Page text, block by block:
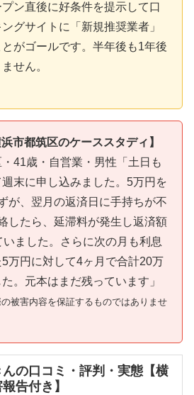
ン直後に好条件を提示して口
グサイトに「新規推奨業者」
がゴールです。半年後も1年後
せん。
市都筑区のケーススタディ】
41歳・自営業・男性「土日も
末に申し込みました。5万円を
が、翌月の返済日に手持ちが不
したら、延滞料が発生し返済額
ました。さらに次の月も利息
万円に対して4ヶ月で合計20万
。元本はまだ残っています」
被害内容を保証するものではありませ
の口コミ・評判・実態【横
告付き】